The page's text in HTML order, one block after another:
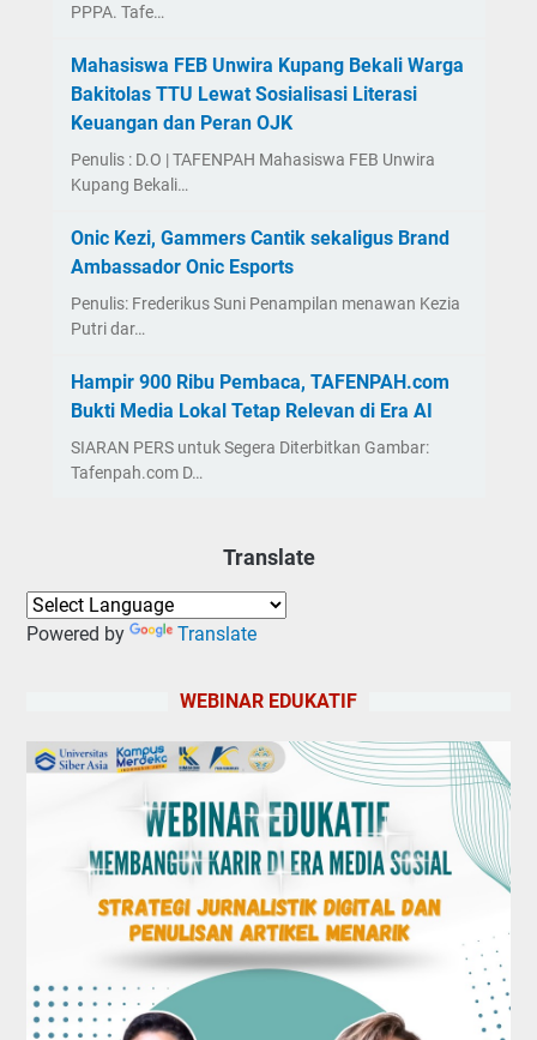
PPPA. Tafe…
Mahasiswa FEB Unwira Kupang Bekali Warga
Bakitolas TTU Lewat Sosialisasi Literasi
Keuangan dan Peran OJK
Penulis : D.O | TAFENPAH Mahasiswa FEB Unwira
Kupang Bekali…
Onic Kezi, Gammers Cantik sekaligus Brand
Ambassador Onic Esports
Penulis: Frederikus Suni Penampilan menawan Kezia
Putri dar…
Hampir 900 Ribu Pembaca, TAFENPAH.com
Bukti Media Lokal Tetap Relevan di Era AI
SIARAN PERS untuk Segera Diterbitkan Gambar:
Tafenpah.com D…
Translate
Powered by Translate
WEBINAR EDUKATIF